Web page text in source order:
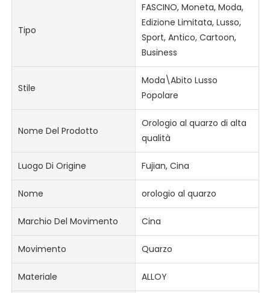
Tipo
FASCINO, Moneta, Moda,
Edizione Limitata, Lusso,
Sport, Antico, Cartoon,
Business
Stile
Moda\Abito Lusso
Popolare
Nome Del Prodotto
Orologio al quarzo di alta
qualità
Luogo Di Origine Fujian, Cina
Nome orologio al quarzo
Marchio Del Movimento Cina
Movimento Quarzo
Materiale ALLOY